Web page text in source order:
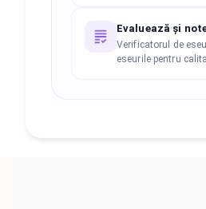
scorurile de
generează rapoarte
privind plagiatul.
Evaluează și
Verificatorul de
eseurile pentru
structura